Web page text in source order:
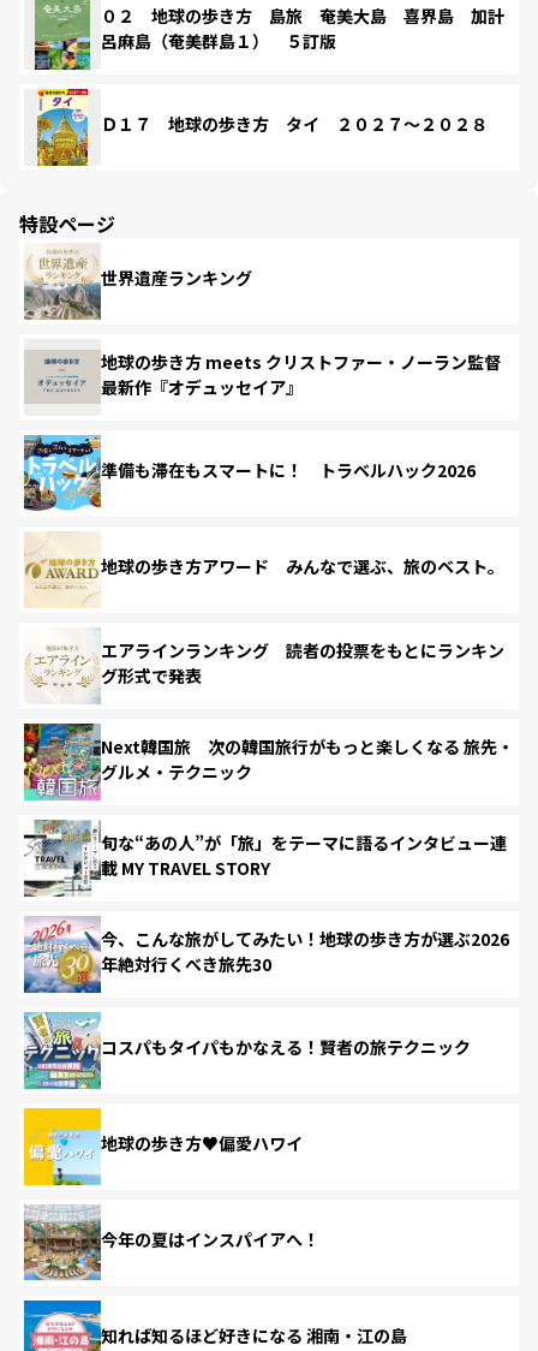
０２ 地球の歩き方 島旅 奄美大島 喜界島 加計
呂麻島（奄美群島１） ５訂版
Ｄ１７ 地球の歩き方 タイ ２０２７～２０２８
特設ページ
世界遺産ランキング
地球の歩き方 meets クリストファー・ノーラン監督
最新作『オデュッセイア』
準備も滞在もスマートに！ トラベルハック2026
地球の歩き方アワード みんなで選ぶ、旅のベスト。
エアラインランキング 読者の投票をもとにランキン
グ形式で発表
Next韓国旅 次の韓国旅行がもっと楽しくなる 旅先・
グルメ・テクニック
旬な“あの人”が「旅」をテーマに語るインタビュー連
載 MY TRAVEL STORY
今、こんな旅がしてみたい！地球の歩き方が選ぶ2026
年絶対行くべき旅先30
コスパもタイパもかなえる！賢者の旅テクニック
地球の歩き方♥偏愛ハワイ
今年の夏はインスパイアへ！
知れば知るほど好きになる 湘南・江の島